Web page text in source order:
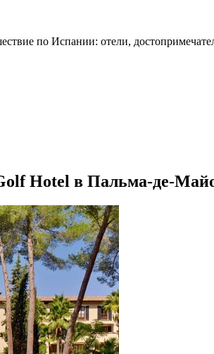
по Испании: отели,
Hotel в Пальма-де-